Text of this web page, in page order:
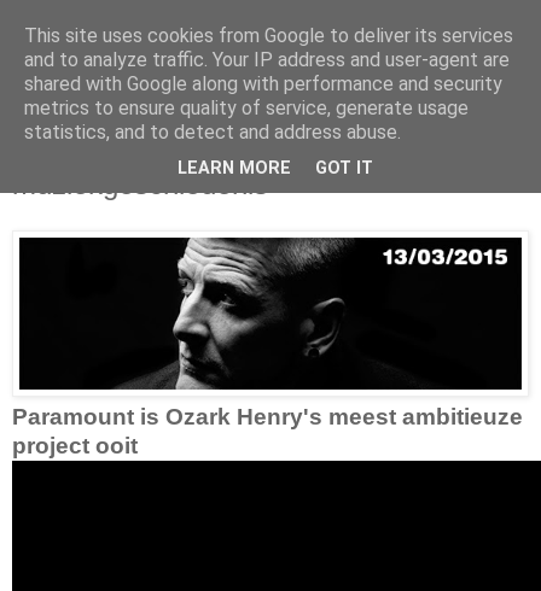
Monday, January 05, 2015
Ozark Henry schrijft
muziekgeschiedenis
Paramount is Ozark Henry's meest ambitieuze
project ooit
This site uses cookies from Google to deliver its services
and to analyze traffic. Your IP address and user-agent are
shared with Google along with performance and security
metrics to ensure quality of service, generate usage
statistics, and to detect and address abuse.
LEARN MORE GOT IT